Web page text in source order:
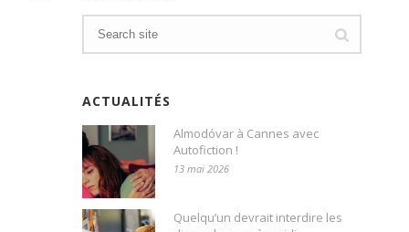
ACTUALITÉS
Almodóvar à Cannes avec
Autofiction !
13 mai 2026
Quelqu’un devrait interdire les